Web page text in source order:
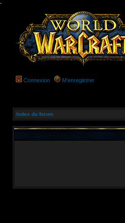
-
Connexion M’enregistrer
Index du forum